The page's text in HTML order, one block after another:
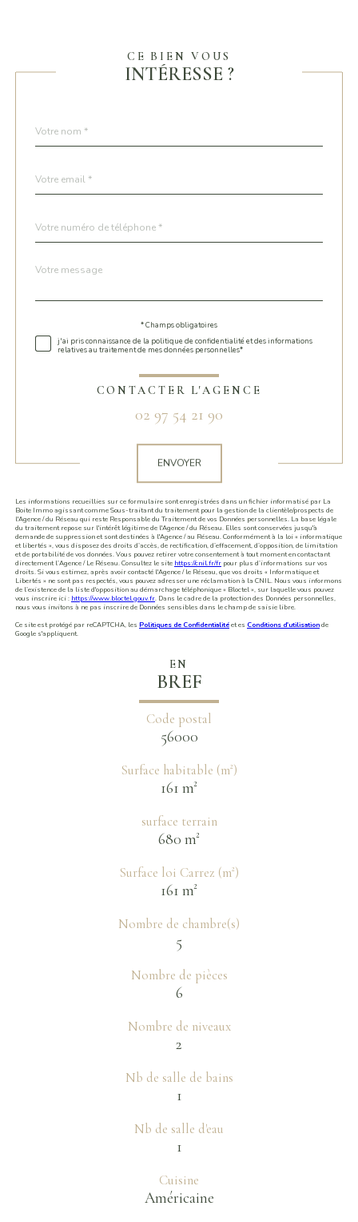
CE BIEN VOUS
INTÉRESSE ?
par
*
*
*
Fieldset
Message
*
* Champs obligatoires
j'ai pris connaissance de la politique de confidentialité et des informations
relatives au traitement de mes données personnelles*
CONTACTER L'AGENCE
02 97 54 21 90
ENVOYER
Les informations recueillies sur ce formulaire sont enregistrées dans un fichier informatisé par La
Boite Immo agissant comme Sous-traitant du traitement pour la gestion de la clientèle/prospects de
l'Agence / du Réseau qui reste Responsable du Traitement de vos Données personnelles. La base légale
du traitement repose sur l'intérêt légitime de l'Agence / du Réseau. Elles sont conservées jusqu'à
demande de suppression et sont destinées à l'Agence / au Réseau. Conformément à la loi « informatique
et libertés », vous disposez des droits d’accès, de rectification, d’effacement, d’opposition, de limitation
et de portabilité de vos données. Vous pouvez retirer votre consentement à tout moment en contactant
directement l’Agence / Le Réseau. Consultez le site https://cnil.fr/fr pour plus d’informations sur vos
droits. Si vous estimez, après avoir contacté l'Agence / le Réseau, que vos droits « Informatique et
Libertés » ne sont pas respectés, vous pouvez adresser une réclamation à la CNIL. Nous vous informons
de l’existence de la liste d'opposition au démarchage téléphonique « Bloctel », sur laquelle vous pouvez
vous inscrire ici : https://www.bloctel.gouv.fr. Dans le cadre de la protection des Données personnelles,
nous vous invitons à ne pas inscrire de Données sensibles dans le champ de saisie libre.
Ce site est protégé par reCAPTCHA, les Politiques de Confidentialitéet es Conditions d'utilisationde
Google s'appliquent.
EN
BREF
Code postal
56000
Surface habitable (m²)
161 m²
surface terrain
680 m²
Surface loi Carrez (m²)
161 m²
Nombre de chambre(s)
5
Nombre de pièces
6
Nombre de niveaux
2
Nb de salle de bains
1
Nb de salle d'eau
1
Cuisine
Américaine